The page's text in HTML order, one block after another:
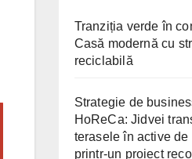
Tranziția verde în
Casă modernă cu
reciclabilă
Strategie de
HoReCa: Jidvei
terasele în active de
printr-un proiect